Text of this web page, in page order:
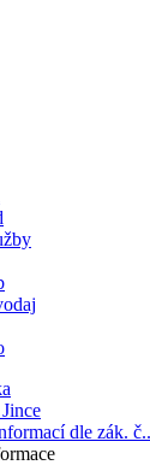
dle zák.